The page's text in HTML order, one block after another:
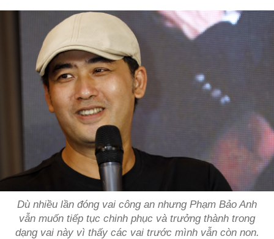
Dù nhiều lần đóng vai công an nhưng Phạm Bảo Anh
vẫn muốn tiếp tục chinh phục và trưởng thành trong
dạng vai này vì thấy các vai trước mình vẫn còn non.